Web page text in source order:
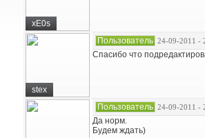
xE0s
stex
Пользователь 24-09-2011 -
Спасибо что
Пользователь 24-09-2011 -
Да норм.
Будем ждать)